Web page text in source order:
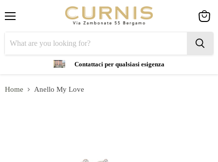
Contattaci per qualsiasi esigenza
cart
Home Anello My Love